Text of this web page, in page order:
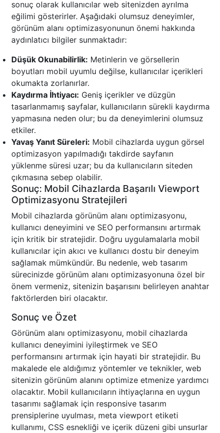
sonuç olarak kullanıcılar web sitenizden ayrılma
eğilimi gösterirler. Aşağıdaki olumsuz deneyimler,
görünüm alanı optimizasyonunun önemi hakkında
aydınlatıcı bilgiler sunmaktadır:
Düşük Okunabilirlik: Metinlerin ve görsellerin
boyutları mobil uyumlu değilse, kullanıcılar içerikleri
okumakta zorlanırlar.
Kaydırma İhtiyacı: Geniş içerikler ve düzgün
tasarlanmamış sayfalar, kullanıcıların sürekli kaydırma
yapmasına neden olur; bu da deneyimlerini olumsuz
etkiler.
Yavaş Yanıt Süreleri: Mobil cihazlarda uygun görsel
optimizasyon yapılmadığı takdirde sayfanın
yüklenme süresi uzar; bu da kullanıcıların siteden
çıkmasına sebep olabilir.
Sonuç: Mobil Cihazlarda Başarılı Viewport
Optimizasyonu Stratejileri
Mobil cihazlarda görünüm alanı optimizasyonu,
kullanıcı deneyimini ve SEO performansını artırmak
için kritik bir stratejidir. Doğru uygulamalarla mobil
kullanıcılar için akıcı ve kullanıcı dostu bir deneyim
sağlamak mümkündür. Bu nedenle, web tasarım
sürecinizde görünüm alanı optimizasyonuna özel bir
önem vermeniz, sitenizin başarısını belirleyen anahtar
faktörlerden biri olacaktır.
Sonuç ve Özet
Görünüm alanı optimizasyonu, mobil cihazlarda
kullanıcı deneyimini iyileştirmek ve SEO
performansını artırmak için hayati bir stratejidir. Bu
makalede ele aldığımız yöntemler ve teknikler, web
sitenizin görünüm alanını optimize etmenize yardımcı
olacaktır. Mobil kullanıcıların ihtiyaçlarına en uygun
tasarımı sağlamak için responsive tasarım
prensiplerine uyulması, meta viewport etiketi
kullanımı, CSS esnekliği ve içerik düzeni gibi unsurlar